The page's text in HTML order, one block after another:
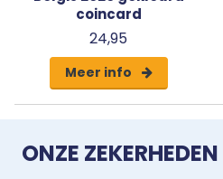
coincard
24,95
Meer info
ONZE ZEKERHEDEN